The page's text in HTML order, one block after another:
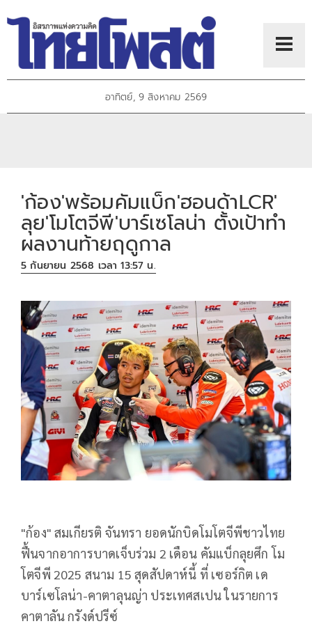
อาทิตย์, 9 สิงหาคม 2569
'ก้อง'พร้อมคัมแบ็ก'ฮอนด้าLCR'
ลุย'โมโตจีพี'บาร์เซโลน่า ตั้งเป้าทำ
ผลงานท้ายฤดูกาล
5 กันยายน 2568 เวลา 13:57 น.
"ก้อง" สมเกียรติ จันทรา ยอดนักบิดโมโตจีพีชาวไทย
ฟื้นจากอาการบาดเจ็บร่วม 2 เดือน คัมแบ็กลุยศึก โม
โตจีพี 2025 สนาม 15 สุดสัปดาห์นี้ ที่ เซอร์กิต เด
บาร์เซโลน่า-คาตาลุนญ่า ประเทศสเปน ในรายการ
คาตาลัน กรังด์ปรีซ์